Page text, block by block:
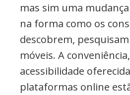
mas sim uma
na forma como os
descobrem,
móveis. A
acessibilidade
plataformas online